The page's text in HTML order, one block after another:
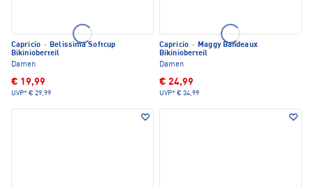
Capricio · Belissima Softcup
Bikinioberteil
Damen
€ 19,99
UVP* € 29,99
Capricio · Maggy Bandeaux
Bikinioberteil
Damen
€ 24,99
UVP* € 34,99